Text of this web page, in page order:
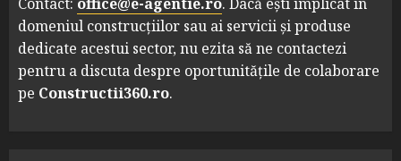
domeniul construcțiilor sau ai servicii și produse
dedicate acestui sector, nu ezita să ne contactezi
pentru a discuta despre oportunitățile de colaborare
pe Constructii360.ro.